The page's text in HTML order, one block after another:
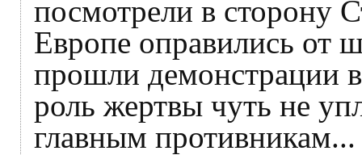
посмотрели в сторону
Европе оправились от
прошли демонстрации
роль жертвы чуть не
главным противникам...